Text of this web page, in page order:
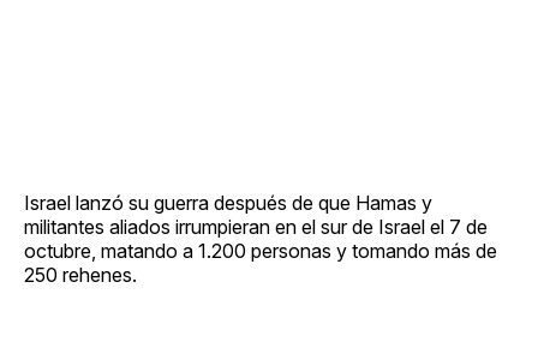
Israel lanzó su guerra después de que Hamas y
militantes aliados irrumpieran en el sur de Israel el 7 de
octubre, matando a 1.200 personas y tomando más de
250 rehenes.